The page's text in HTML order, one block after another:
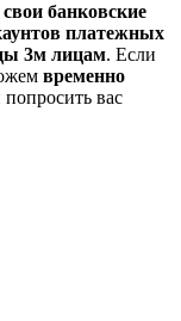
банковские
платежных
3м лицам. Если
временно
вас